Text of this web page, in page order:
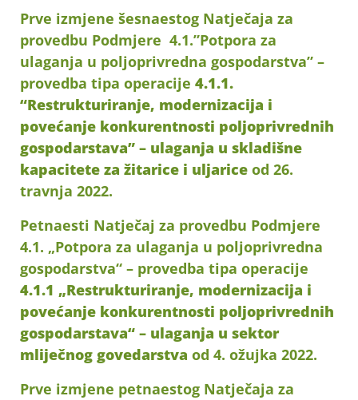
Prve izmjene šesnaestog Natječaja za
provedbu Podmjere 4.1.”Potpora za
ulaganja u poljoprivredna gospodarstva” –
provedba tipa operacije 4.1.1.
“Restrukturiranje, modernizacija i
povećanje konkurentnosti poljoprivrednih
gospodarstava” – ulaganja u skladišne
kapacitete za žitarice i uljarice od 26.
travnja 2022.
Petnaesti Natječaj za provedbu Podmjere
4.1. „Potpora za ulaganja u poljoprivredna
gospodarstva“ – provedba tipa operacije
4.1.1 „Restrukturiranje, modernizacija i
povećanje konkurentnosti poljoprivrednih
gospodarstava“ – ulaganja u sektor
mliječnog govedarstva od 4. ožujka 2022.
Prve izmjene petnaestog Natječaja za